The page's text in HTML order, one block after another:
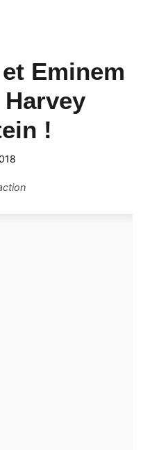
Eminem
!